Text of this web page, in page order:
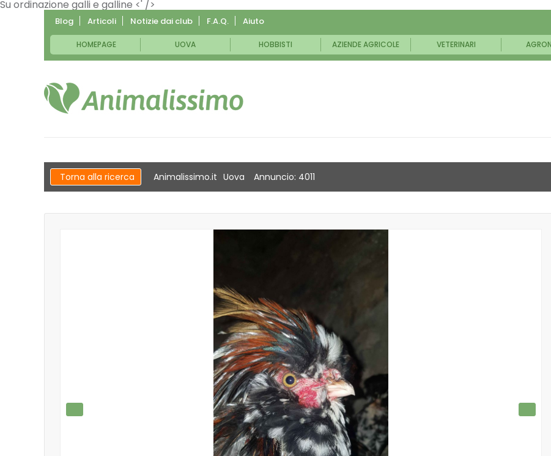
Su ordinazione galli e galline <' />
Blog Articoli Notizie dai club F.A.Q. Aiuto
HOMEPAGE UOVA HOBBISTI AZIENDE AGRICOLE VETERINARI
Torna alla ricerca Animalissimo.it Uova Annuncio: 4011